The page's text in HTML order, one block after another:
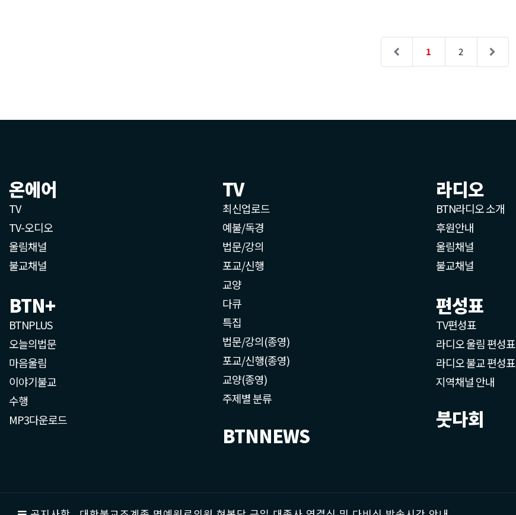
온에어
TV
TV-오디오
울림채널
불교채널
BTN+
BTNPLUS
오늘의법문
마음울림
이야기불교
수행
MP3다운로드
TV
최신업로드
예불/독경
법문/강의
포교/신행
교양
다큐
특집
법문/강의(종영)
포교/신행(종영)
교양(종영)
주제별 분류
BTNNEWS
라디오
BTN라디오 소개
후원안내
울림채널
불교채널
편성표
TV편성표
라디오 울림 편성표
라디오 불교 편성표
지역채널 안내
붓다회